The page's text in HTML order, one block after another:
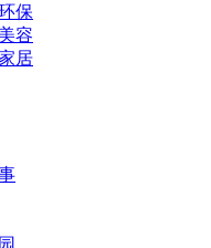
保
容
居